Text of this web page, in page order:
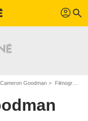
profil search
Cameron Goodman Filmographie Cameron Goodman